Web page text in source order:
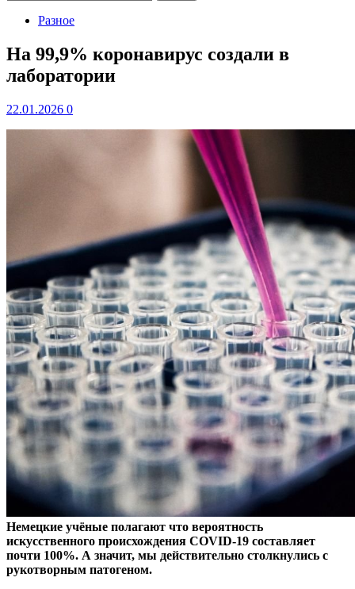
Разное
На 99,9% коронавирус создали в
лаборатории
22.01.2026 0
Немецкие учёные полагают что вероятность
искусственного происхождения COVID-19 составляет
почти 100%. А значит, мы действительно столкнулись с
рукотворным патогеном.